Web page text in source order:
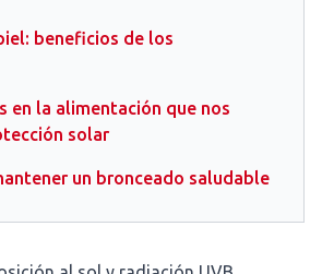
beneficios de los
en la alimentación que nos
solar
un bronceado saludable